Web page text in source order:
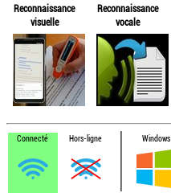
Reconnaissance
visuelle
Reconnaissance
vocale
Connecté Hors-ligne Windows